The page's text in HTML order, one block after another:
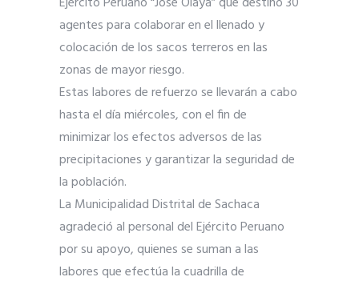
agentes para colaborar en el llenado y
colocación de los sacos terreros en las
zonas de mayor riesgo.
Estas labores de refuerzo se llevarán a cabo
hasta el día miércoles, con el fin de
minimizar los efectos adversos de las
precipitaciones y garantizar la seguridad de
la población.
La Municipalidad Distrital de Sachaca
agradeció al personal del Ejército Peruano
por su apoyo, quienes se suman a las
labores que efectúa la cuadrilla de